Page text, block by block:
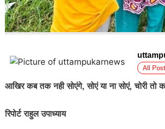
All
आखिर कब तक नही सोएंगे, सोएं या ना सोएं, चोरी तो
रिपोर्ट राहुल उपाध्याय